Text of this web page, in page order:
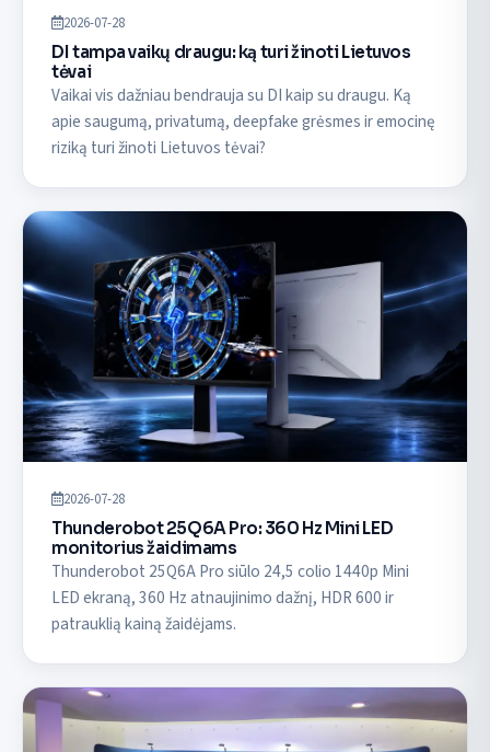
2026-07-28
DI tampa vaikų draugu: ką turi žinoti Lietuvos
tėvai
Vaikai vis dažniau bendrauja su DI kaip su draugu. Ką
apie saugumą, privatumą, deepfake grėsmes ir emocinę
riziką turi žinoti Lietuvos tėvai?
2026-07-28
Thunderobot 25Q6A Pro: 360 Hz Mini LED
monitorius žaidimams
Thunderobot 25Q6A Pro siūlo 24,5 colio 1440p Mini
LED ekraną, 360 Hz atnaujinimo dažnį, HDR 600 ir
patrauklią kainą žaidėjams.